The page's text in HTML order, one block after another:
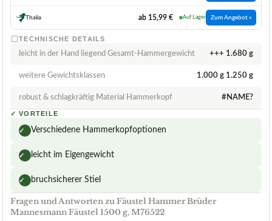
Thalia ab 15,99 € Auf Lager Zum Angebot »
TECHNISCHE DETAILS
leicht in der Hand liegend Gesamt-Hammergewicht +++ 1.680 g
weitere Gewichtsklassen 1.000 g 1.250 g
robust & schlagkräftig Material Hammerkopf #NAME?
✓ VORTEILE
✓ Verschiedene Hammerkopfoptionen
✓ leicht im Eigengewicht
✓ bruchsicherer Stiel
Fragen und Antworten zu Fäustel Hammer Brüder
Mannesmann Fäustel 1500 g, M76522